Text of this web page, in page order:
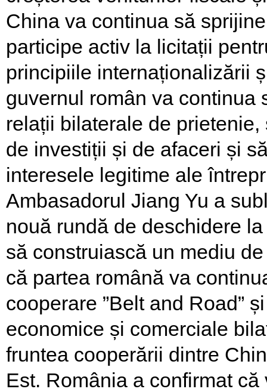
China va continua să
participe activ la licitații
principiile internaționalizării
guvernul român va continua
relații bilaterale de
de investiții și de afaceri și
interesele legitime ale
Ambasadorul Jiang Yu a
nouă rundă de deschidere
să construiască un mediu
că partea română va
cooperare ”Belt and Road”
economice și comerciale
fruntea cooperării dintre
Est. România a confirmat